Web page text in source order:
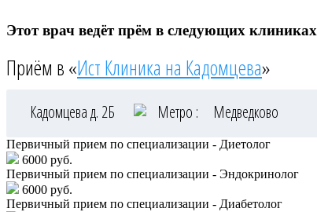
Этот врач ведёт прём в следующих клиниках
Приём в «Ист Клиника на Кадомцева»
Кадомцева д. 2Б Метро : Медведково
Первичный прием по специализации - Диетолог
6000 руб.
Первичный прием по специализации - Эндокринолог
6000 руб.
Первичный прием по специализации - Диабетолог